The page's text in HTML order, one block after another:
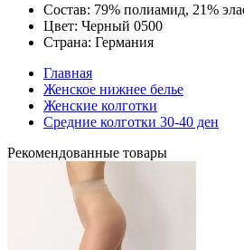
Состав: 79% полиамид, 21%
Цвет: Черный 0500
Страна: Германия
Главная
Женское нижнее белье
Женские колготки
Средние колготки 30-40 ден
Рекомендованные товары